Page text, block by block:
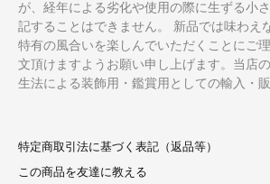
が、経年による劣化や使用の際に生ずる小
記することはできません。 新品では味わえ
特有の風合いを楽しんでいただくことにご
文頂けますようお願い申し上げます。当店
生法による装飾用・鑑賞用としての輸入・販
特定商取引法に基づく表記（返品等）
この商品を友達に教える